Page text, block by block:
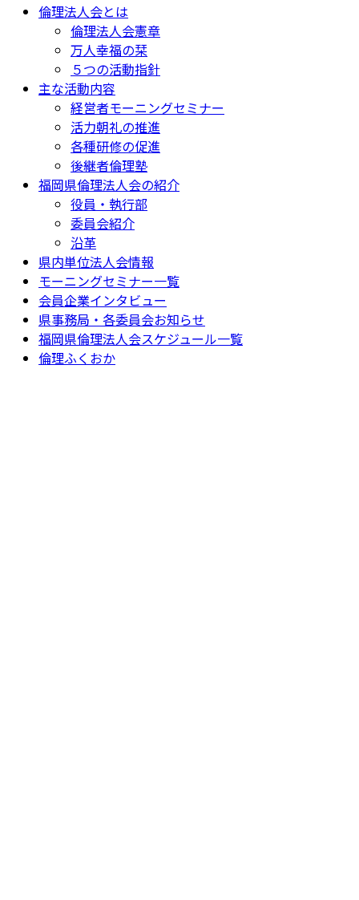
倫理法人会とは
倫理法人会憲章
万人幸福の栞
５つの活動指針
主な活動内容
経営者モーニングセミナー
活力朝礼の推進
各種研修の促進
後継者倫理塾
福岡県倫理法人会の紹介
役員・執行部
委員会紹介
沿革
県内単位法人会情報
モーニングセミナー一覧
会員企業インタビュー
県事務局・各委員会お知らせ
福岡県倫理法人会スケジュール一覧
倫理ふくおか